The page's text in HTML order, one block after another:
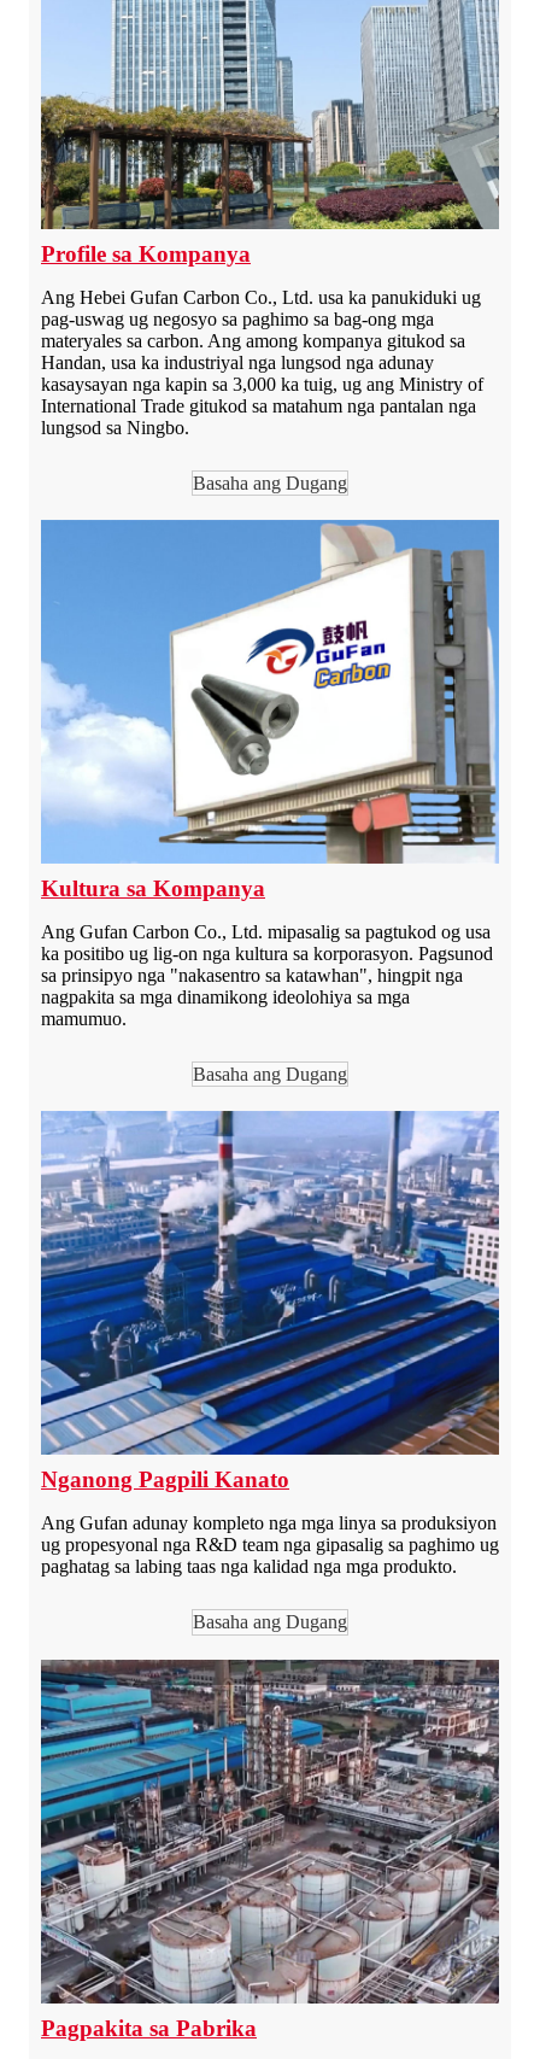
Profile sa Kompanya
Ang Hebei Gufan Carbon Co., Ltd. usa ka panukiduki ug
pag-uswag ug negosyo sa paghimo sa bag-ong mga
materyales sa carbon. Ang among kompanya gitukod sa
Handan, usa ka industriyal nga lungsod nga adunay
kasaysayan nga kapin sa 3,000 ka tuig, ug ang Ministry of
International Trade gitukod sa matahum nga pantalan nga
lungsod sa Ningbo.
Basaha ang Dugang
Kultura sa Kompanya
Ang Gufan Carbon Co., Ltd. mipasalig sa pagtukod og usa
ka positibo ug lig-on nga kultura sa korporasyon. Pagsunod
sa prinsipyo nga "nakasentro sa katawhan", hingpit nga
nagpakita sa mga dinamikong ideolohiya sa mga
mamumuo.
Basaha ang Dugang
Nganong Pagpili Kanato
Ang Gufan adunay kompleto nga mga linya sa produksiyon
ug propesyonal nga R&D team nga gipasalig sa paghimo ug
paghatag sa labing taas nga kalidad nga mga produkto.
Basaha ang Dugang
Pagpakita sa Pabrika